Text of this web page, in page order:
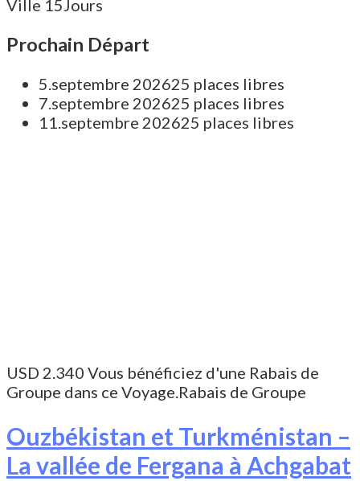
Ville 15Jours
Prochain Départ
5.septembre 202625 places libres
7.septembre 202625 places libres
11.septembre 202625 places libres
USD 2.340 Vous bénéficiez d'une Rabais de
Groupe dans ce Voyage.Rabais de Groupe
Ouzbékistan et Turkménistan –
La vallée de Fergana à Achgabat